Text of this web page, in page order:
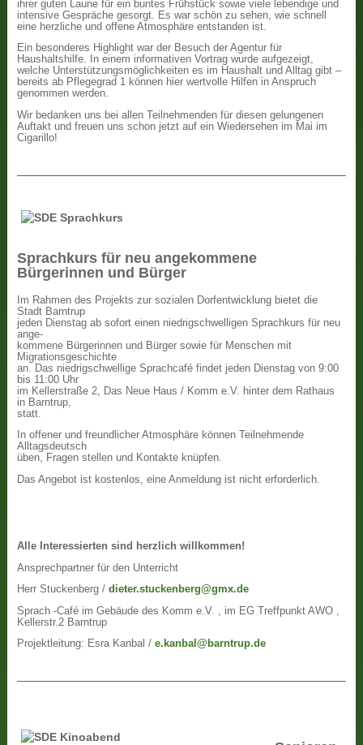
ihrer guten Laune für ein buntes Frühstück sowie viele lebendige und
intensive Gespräche gesorgt. Es war schön zu sehen, wie schnell
eine herzliche und offene Atmosphäre entstanden ist.
Ein besonderes Highlight war der Besuch der Agentur für
Haushaltshilfe. In einem informativen Vortrag wurde aufgezeigt,
welche Unterstützungsmöglichkeiten es im Haushalt und Alltag gibt –
bereits ab Pflegegrad 1 können hier wertvolle Hilfen in Anspruch
genommen werden.
Wir bedanken uns bei allen Teilnehmenden für diesen gelungenen
Auftakt und freuen uns schon jetzt auf ein Wiedersehen im Mai im
Cigarillo!
Sprachkurs für neu angekommene
Bürgerinnen und Bürger
Im Rahmen des Projekts zur sozialen Dorfentwicklung bietet die
Stadt Barntrup
jeden Dienstag ab sofort einen niedrigschwelligen Sprachkurs für neu
ange-
kommene Bürgerinnen und Bürger sowie für Menschen mit
Migrationsgeschichte
an. Das niedrigschwellige Sprachcafé findet jeden Dienstag von 9:00
bis 11:00 Uhr
im Kellerstraße 2, Das Neue Haus / Komm e.V. hinter dem Rathaus
in Barntrup,
statt.
In offener und freundlicher Atmosphäre können Teilnehmende
Alltagsdeutsch
üben, Fragen stellen und Kontakte knüpfen.
Das Angebot ist kostenlos, eine Anmeldung ist nicht erforderlich.
Alle Interessierten sind herzlich willkommen!
Ansprechpartner für den Unterricht
Herr Stuckenberg /dieter.stuckenberg@gmx.de
Sprach -Café im Gebäude des Komm e.V. , im EG Treffpunkt AWO ,
Kellerstr.2 Barntrup
Projektleitung: Esra Kanbal /e.kanbal@barntrup.de